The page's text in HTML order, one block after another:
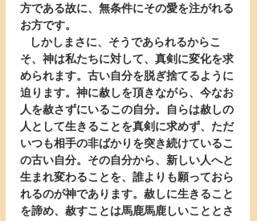
方である故に、無条件にその愛を注がれる
お方です。
そ、神は私たちに対して、真剣に変化を求
められます。古い自分を脱ぎ捨てるように
迫ります。神に赦しを頂きながら、今なお
人を赦さずにいるこの自分。自らは赦しの
人として生きることを真剣に求めず、ただ
いつも相手の非ばかりを突き続けているこ
の古い自分。その自分から、新しい人へと
生まれ変わることを、誰よりも願っておら
れるのが神であります。赦しに生きること
を諦め、赦すことは馬鹿馬鹿しいこととさ